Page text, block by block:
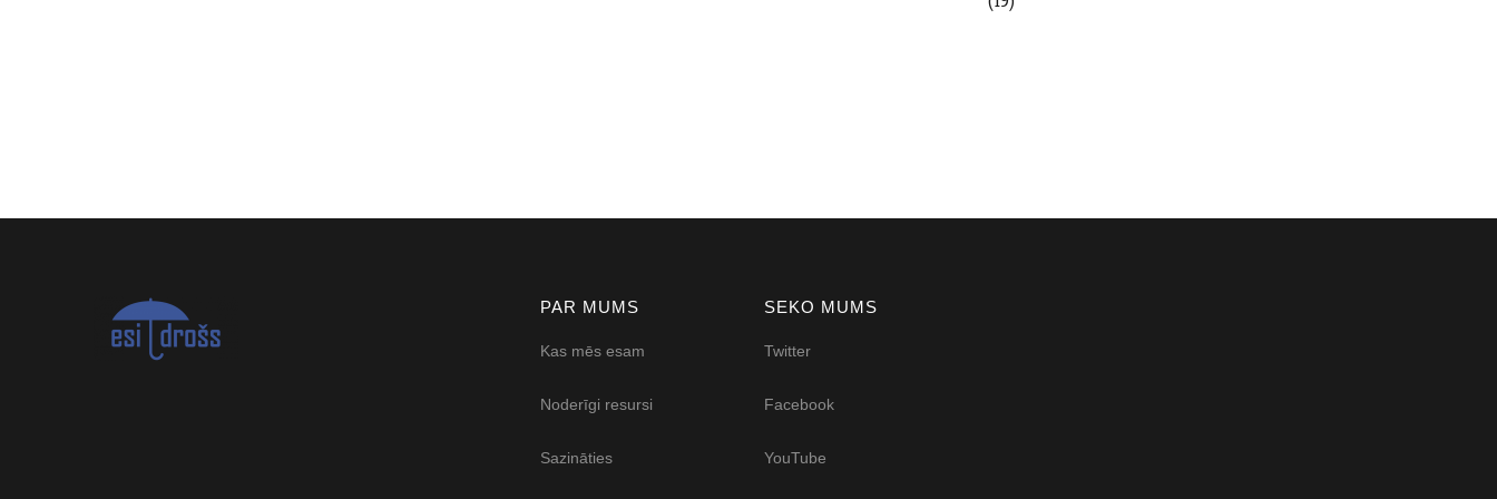
PAR MUMS
Kas mēs esam
Noderīgi resursi
Sazināties
SEKO MUMS
Twitter
Facebook
YouTube